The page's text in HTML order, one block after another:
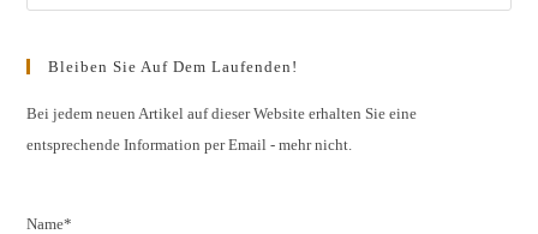
Bleiben Sie Auf Dem Laufenden!
Bei jedem neuen Artikel auf dieser Website erhalten Sie eine
entsprechende Information per Email - mehr nicht.
Name*